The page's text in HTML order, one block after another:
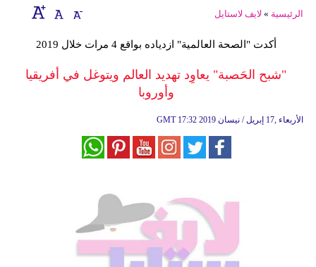
ديكور
صحة
الرئيسية » لايف لاستايل
أكدت "الصحة العالمية" ازدياده بواقع 4 مرات خلال 2019
"شبح الحَصبة" يعاوِد تهديد العالم ويتوغل في أفريقيا
وأوروبا
GMT 17:32 2019 الأربعاء ,17 إبريل / نيسان